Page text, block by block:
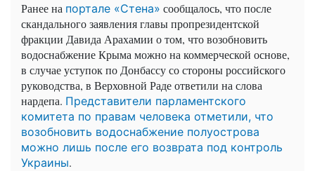
Ранее на портале «Стена» сообщалось, что после
скандального заявления главы пропрезидентской
фракции Давида Арахамии о том, что возобновить
водоснабжение Крыма можно на коммерческой основе,
в случае уступок по Донбассу со стороны российского
руководства, в Верховной Раде ответили на слова
нардепа. Представители парламентского
комитета по правам человека отметили, что
возобновить водоснабжение полуострова
можно лишь после его возврата под контроль
Украины.